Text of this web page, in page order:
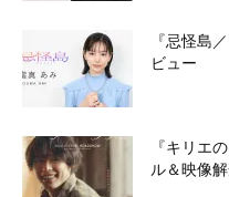
『忌怪島
ビュー
『キリエ
ル＆映像解